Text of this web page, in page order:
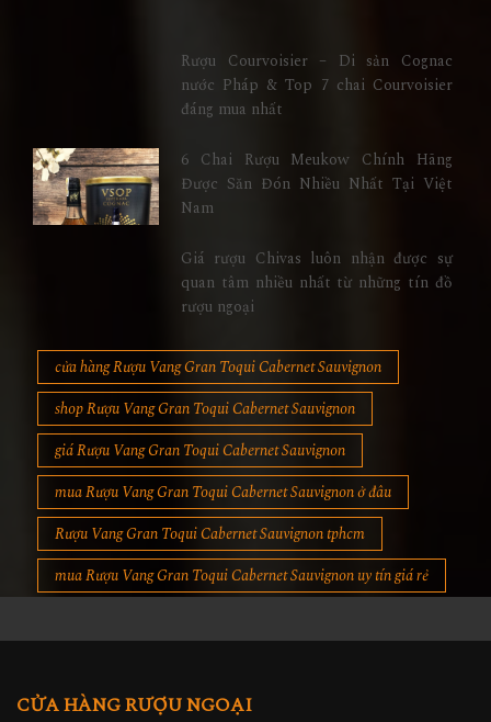
Rượu Courvoisier – Di sản Cognac
nước Pháp & Top 7 chai Courvoisier
đáng mua nhất
6 Chai Rượu Meukow Chính Hãng
Được Săn Đón Nhiều Nhất Tại Việt
Nam
Giá rượu Chivas luôn nhận được sự
quan tâm nhiều nhất từ những tín đồ
rượu ngoại
cửa hàng Rượu Vang Gran Toqui Cabernet Sauvignon
shop Rượu Vang Gran Toqui Cabernet Sauvignon
giá Rượu Vang Gran Toqui Cabernet Sauvignon
mua Rượu Vang Gran Toqui Cabernet Sauvignon ở đâu
Rượu Vang Gran Toqui Cabernet Sauvignon tphcm
mua Rượu Vang Gran Toqui Cabernet Sauvignon uy tín giá rẻ
CỬA HÀNG RƯỢU NGOẠI